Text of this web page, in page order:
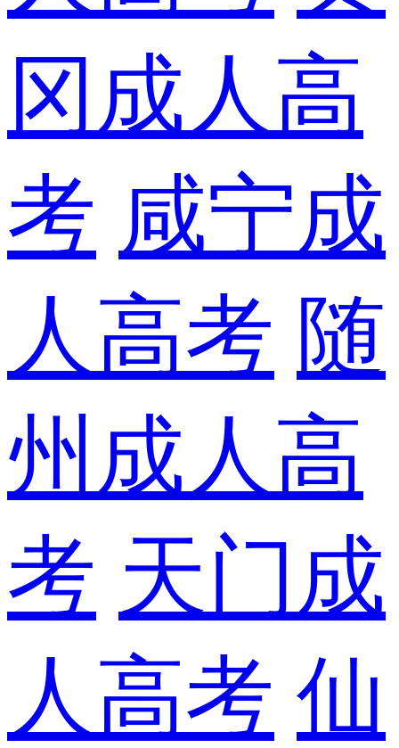
冈成人高
考 咸宁成
人高考 随
州成人高
考 天门成
人高考 仙